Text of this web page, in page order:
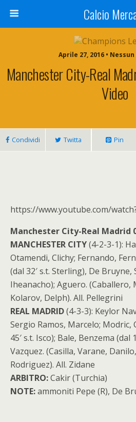
Calcio
Aprile 27, 2016 •
Manchester City-Real
Video
Condividi Twitta Pin
https://www.youtube.com/
Manchester City-Real Madrid
MANCHESTER CITY(4-2-3-1):
Otamendi, Clichy; Fernando,
(dal 32′ s.t. Sterling), De Bruyne,
Iheanacho); Aguero. (Caballero,
Kolarov, Delph). All. Pellegrini
REAL MADRID(4-3-3): Keylor
Sergio Ramos, Marcelo; Modric,
45′ s.t. Isco); Bale, Benzema (dal
Vazquez. (Casilla, Varane,
Rodriguez). All. Zidane
ARBITRO:Cakir (Turchia)
NOTE:ammoniti Pepe (R), De